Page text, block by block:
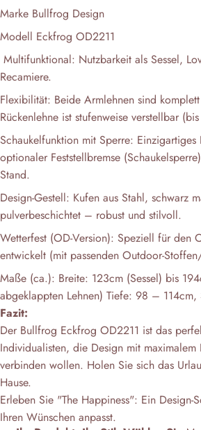
Marke Bullfrog Design
Modell Eckfrog OD2211
Multifunktional: Nutzbarkeit als Sessel,
Recamiere.
Flexibilität: Beide Armlehnen sind
Rückenlehne ist stufenweise verstellbar
Schaukelfunktion mit Sperre: Einzigartiges
optionaler Feststellbremse
Stand.
Design-Gestell: Kufen aus Stahl, schwarz
pulverbeschichtet – robust und stilvoll.
Wetterfest (OD-Version): Speziell für den
entwickelt (mit passenden Outdoor-
Maße (ca.): Breite: 123cm (Sessel) bis
abgeklappten Lehnen) Tiefe: 98 –
Fazit:
Der Bullfrog Eckfrog OD2211 ist das
Individualisten, die Design mit
verbinden wollen. Holen Sie sich das
Hause.
Erleben Sie "The Happiness": Ein Design-
Ihren Wünschen anpasst.